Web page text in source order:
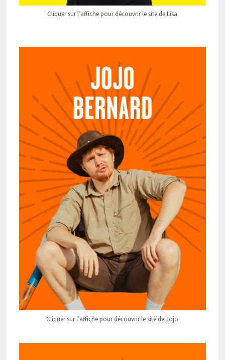
Cliquer sur l’affiche pour découvrir le site de Lisa
Cliquer sur l’affiche pour découvrir le site de Jojo